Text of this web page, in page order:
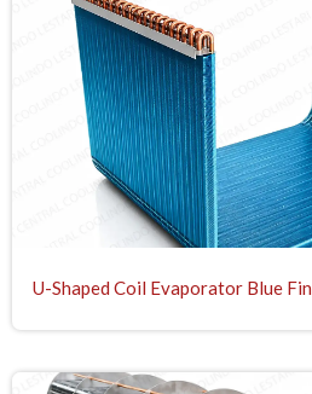
U-Shaped Coil Evaporator Blue Fin